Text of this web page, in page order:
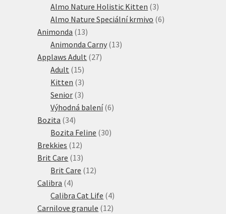
produktů
Almo Nature Holistic Kitten 33
produkty
Almo Nature Speciální krmivo 66
Animonda 1313
produktů
Animonda Carny 1313
Applaws Adult 2727
Adult 1515
produktů
Kitten 33
produkty
Senior 33
produkty
Výhodná balení 66
Bozita 3434
produktů
Bozita Feline 3030
Brekkies 1212
produktů
Brit Care 1313
produktů
Brit Care 1212
Calibra 44
produkty
Calibra Cat Life 44
produkty
Carnilove granule 1212